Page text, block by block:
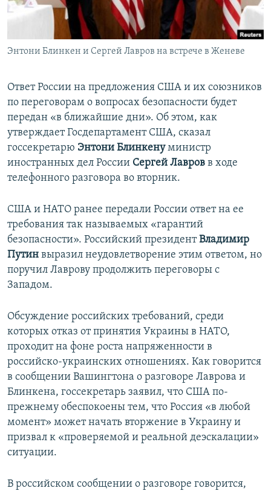
ПОБЕДИТЕЛЕЙ НЕ СУДЯТ?
КРЫМ.НЕПОКОРЕННЫЙ
ELIFBE
ПРИСОЕДИНЯЙТЕСЬ!
Все сайты RFE/RL
Энтони Блинкен и Сергей Лавров на встрече в Женеве
Ответ России на предложения США и их союзников
по переговорам о вопросах безопасности будет
передан «в ближайшие дни». Об этом, как
утверждает Госдепартамент США, сказал
госсекретарю Энтони Блинкенуминистр
иностранных дел России Сергей Лавров в ходе
телефонного разговора во вторник.
США и НАТО ранее передали России ответ на ее
требования так называемых «гарантий
безопасности». Российский президентВладимир
Путин выразил неудовлетворение этим ответом, но
поручил Лаврову продолжить переговоры с
Западом.
Обсуждение российских требований, среди
которых отказ от принятия Украины в НАТО,
проходит на фоне роста напряженности в
российско-украинских отношениях. Как говорится
в сообщении Вашингтона о разговоре Лаврова и
Блинкена, госсекретарь заявил, что США по-
прежнему обеспокоены тем, что Россия «в любой
момент» может начать вторжение в Украину и
призвал к «проверяемой и реальной деэскалации»
ситуации.
В российском сообщении о разговоре говорится,